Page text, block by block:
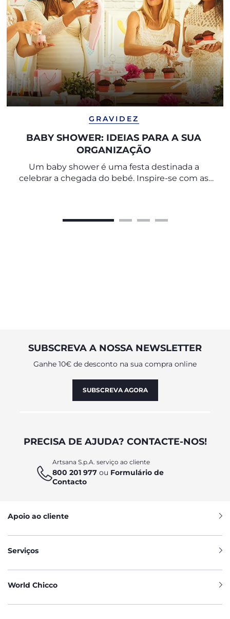
GRAVIDEZ
BABY SHOWER: IDEIAS PARA A SUA
ORGANIZAÇÃO
Um baby shower é uma festa destinada a
celebrar a chegada do bebé. Inspire-se com as
SUBSCREVA A NOSSA NEWSLETTER
Ganhe 10€ de desconto na sua compra online
SUBSCREVA AGORA
PRECISA DE AJUDA? CONTACTE-NOS!
Artsana S.p.A. serviço ao cliente
800 201 977 ou Formulário de
Contacto
Apoio ao cliente
Serviços
World Chicco